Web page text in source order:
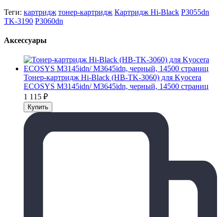
Теги: картридж тонер-картридж Картридж Hi-Black P3055dn
TK-3190 P3060dn
Аксессуары
Тонер-картридж Hi-Black (HB-TK-3060) для Kyocera
ECOSYS M3145idn/ M3645idn, черный, 14500 страниц
1 115 ₽